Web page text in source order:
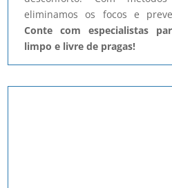
eliminamos os focos e
Conte com especialistas
limpo e livre de pragas!